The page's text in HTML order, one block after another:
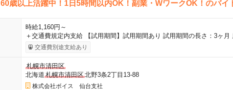
60歳以上活躍中！1日5時間以内OK！副業・WワークOK！のバイ
時給1,160円～
＋交通費規定内支給 【試用期間】試用期間あり 試用期間の長さ：3ヶ月
交通費別途支給あり
札幌市清田区
北海道札幌市清田区北野3条2丁目13-88
株式会社ボイス 仙台支社